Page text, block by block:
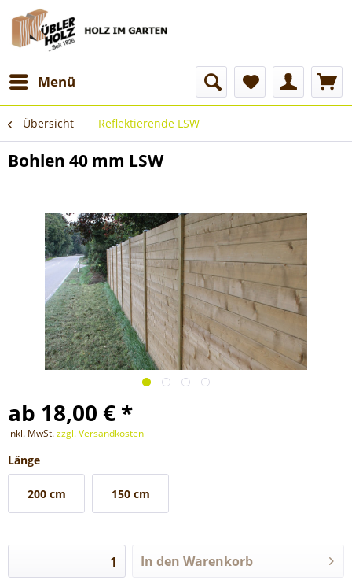
Menü
Übersicht Reflektierende LSW
Bohlen 40 mm LSW
ab 18,00 € *
inkl. MwSt.zzgl. Versandkosten
Länge
200 cm 150 cm
In den Warenkorb